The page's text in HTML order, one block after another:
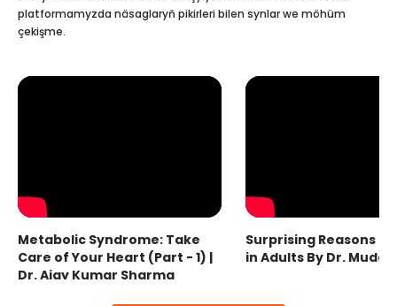
platformamyzda näsaglaryň pikirleri bilen synlar we möhüm
çekişme.
Metabolic Syndrome: Take
Care of Your Heart (Part - 1) |
Dr. Ajay Kumar Sharma
Surprising Reasons
in Adults By Dr.